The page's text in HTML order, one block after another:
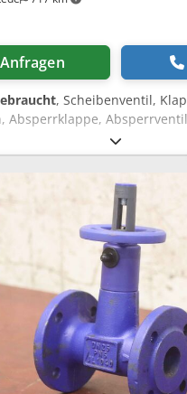
Anfragen
, Scheibenventil,
Absperrklappe,
Membran-Absperrventil,
-Hersteller: KSB,
Typ BOA-H JL1040 ohne
-Anzahl: 3x Ventil vorhanden
180/140/H175 mm Codsrrzc